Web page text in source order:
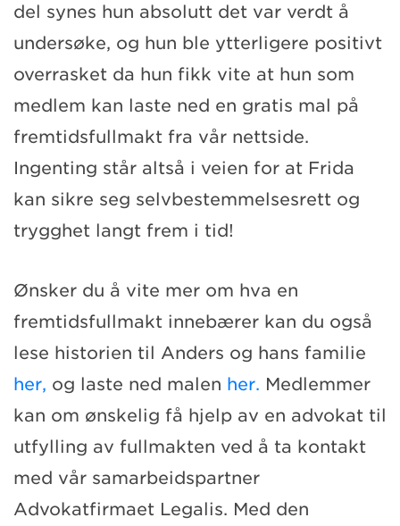
del synes hun absolutt det var verdt å
undersøke, og hun ble ytterligere positivt
overrasket da hun fikk vite at hun som
medlem kan laste ned en gratis mal på
fremtidsfullmakt fra vår nettside.
Ingenting står altså i veien for at Frida
kan sikre seg selvbestemmelsesrett og
trygghet langt frem i tid!
Ønsker du å vite mer om hva en
fremtidsfullmakt innebærer kan du også
lese historien til Anders og hans familie
her, og laste ned malen her. Medlemmer
kan om ønskelig få hjelp av en advokat til
utfylling av fullmakten ved å ta kontakt
med vår samarbeidspartner
Advokatfirmaet Legalis. Med den